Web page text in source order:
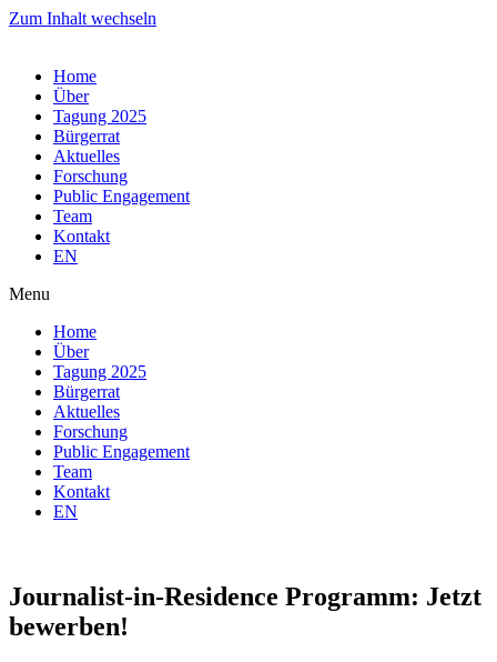
Zum Inhalt wechseln
Home
Über
Tagung 2025
Bürgerrat
Aktuelles
Forschung
Public Engagement
Team
Kontakt
EN
Menu
Home
Über
Tagung 2025
Bürgerrat
Aktuelles
Forschung
Public Engagement
Team
Kontakt
EN
Journalist-in-Residence Programm: Jetzt
bewerben!